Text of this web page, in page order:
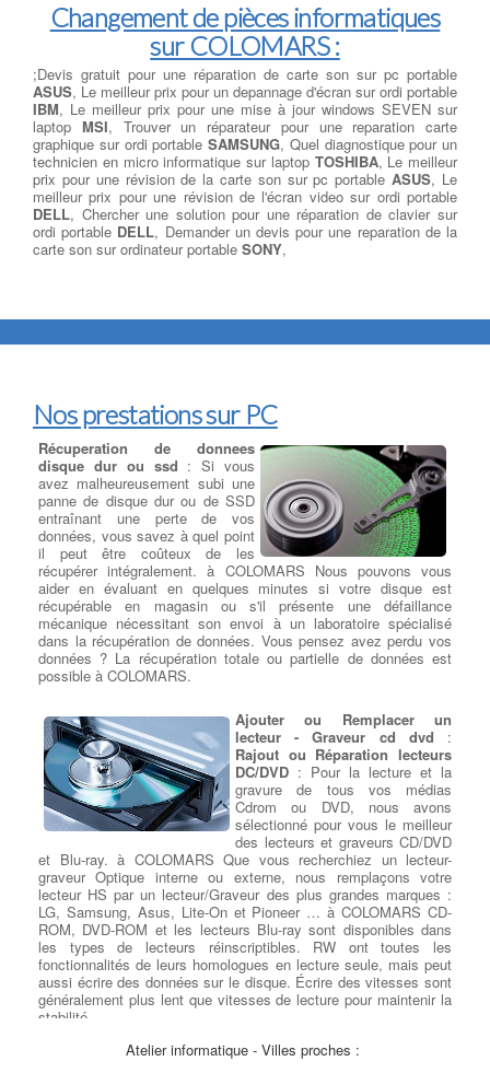
Changement de pièces informatiques
sur COLOMARS :
;Devis gratuit pour une réparation de carte son sur pc portable
ASUS, Le meilleur prix pour un depannage d'écran sur ordi portable
IBM, Le meilleur prix pour une mise à jour windows SEVEN sur
laptop MSI, Trouver un réparateur pour une reparation carte
graphique sur ordi portable SAMSUNG, Quel diagnostique pour un
technicien en micro informatique sur laptop TOSHIBA, Le meilleur
prix pour une révision de la carte son sur pc portableASUS, Le
meilleur prix pour une révision de l'écran video sur ordi portable
DELL, Chercher une solution pour une réparation de clavier sur
ordi portable DELL, Demander un devis pour une reparation de la
carte son sur ordinateur portable SONY,
Nos prestations sur PC
Récuperation de donnees
disque dur ou ssd : Si vous
avez malheureusement subi une
panne de disque dur ou de SSD
entraînant une perte de vos
données, vous savez à quel point
il peut être coûteux de les
récupérer intégralement. à COLOMARS Nous pouvons vous
aider en évaluant en quelques minutes si votre disque est
récupérable en magasin ou s'il présente une défaillance
mécanique nécessitant son envoi à un laboratoire spécialisé
dans la récupération de données. Vous pensez avez perdu vos
données ? La récupération totale ou partielle de données est
possible à COLOMARS.
Ajouter ou Remplacer un
lecteur - Graveur cd dvd :
Rajout ou Réparation lecteurs
DC/DVD : Pour la lecture et la
gravure de tous vos médias
Cdrom ou DVD, nous avons
sélectionné pour vous le meilleur
des lecteurs et graveurs CD/DVD
et Blu-ray. à COLOMARS Que vous recherchiez un lecteur-
graveur Optique interne ou externe, nous remplaçons votre
lecteur HS par un lecteur/Graveur des plus grandes marques :
LG, Samsung, Asus, Lite-On et Pioneer … à COLOMARS CD-
ROM, DVD-ROM et les lecteurs Blu-ray sont disponibles dans
les types de lecteurs réinscriptibles. RW ont toutes les
fonctionnalités de leurs homologues en lecture seule, mais peut
aussi écrire des données sur le disque. Écrire des vitesses sont
généralement plus lent que vitesses de lecture pour maintenir la
stabilité .
Ajouter ou Remplacer des
Atelier informatique - Villes proches :